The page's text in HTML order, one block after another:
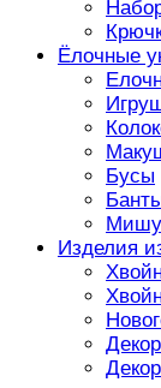
Ёлочные
Бусы
Изделия